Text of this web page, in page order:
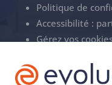
Politique de
Accessibilité :
Gérez vos